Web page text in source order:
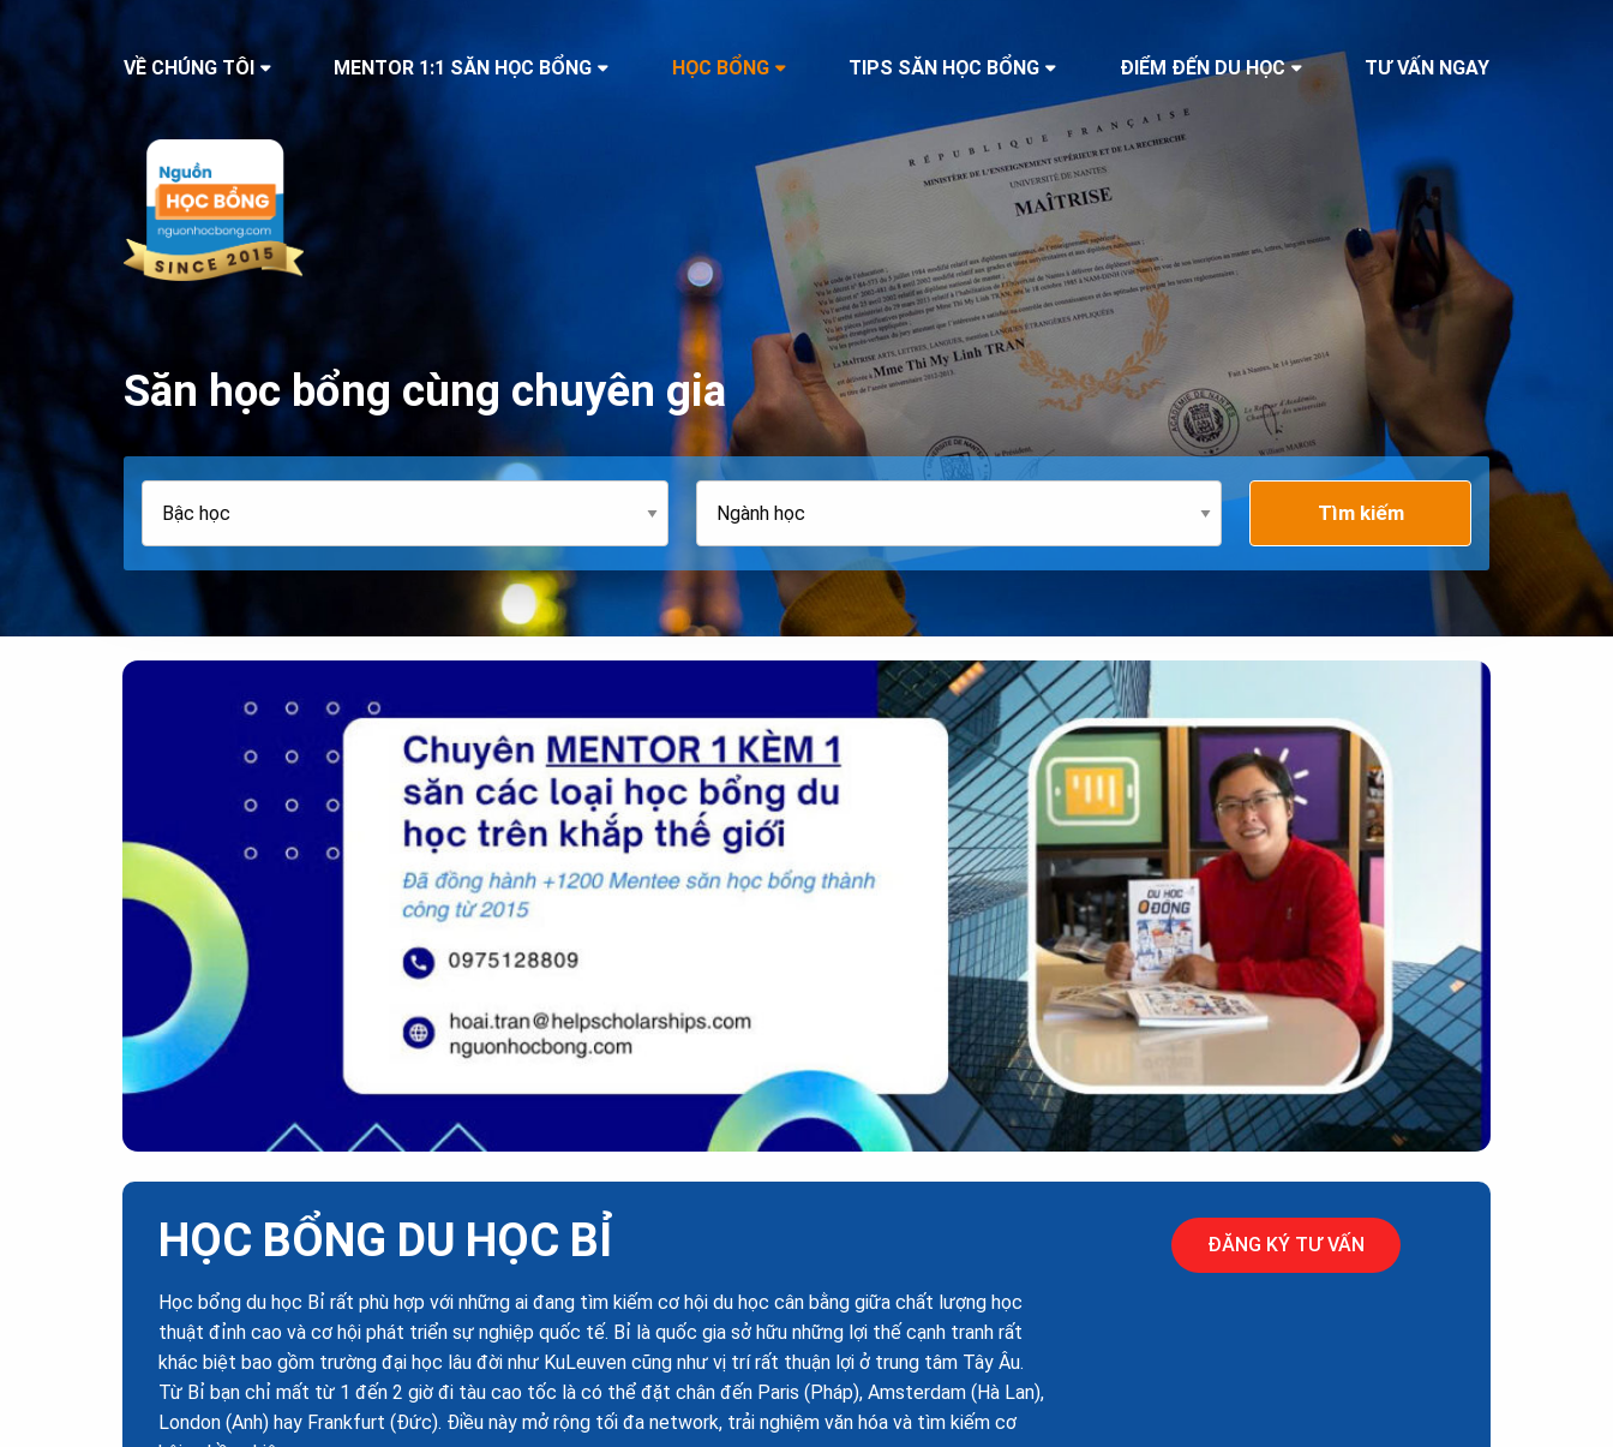
VỀ CHÚNG TÔI MENTOR 1:1 SĂN HỌC BỔNG HỌC BỔNG TIPS SĂN HỌC BỔNG ĐIỂM ĐẾN DU HỌC TƯ VẤN NGAY
Săn học bổng cùng chuyên gia
Tìm kiếm
HỌC BỔNG DU HỌC BỈ
Học bổng du học Bỉ rất phù hợp với những ai đang tìm kiếm cơ hội du học cân bằng giữa chất lượng học
thuật đỉnh cao và cơ hội phát triển sự nghiệp quốc tế. Bỉ là quốc gia sở hữu những lợi thế cạnh tranh rất
khác biệt bao gồm trường đại học lâu đời như KuLeuven cũng như vị trí rất thuận lợi ở trung tâm Tây Âu.
Từ Bỉ bạn chỉ mất từ 1 đến 2 giờ đi tàu cao tốc là có thể đặt chân đến Paris (Pháp), Amsterdam (Hà Lan),
London (Anh) hay Frankfurt (Đức). Điều này mở rộng tối đa network, trải nghiệm văn hóa và tìm kiếm cơ
ĐĂNG KÝ TƯ VẤN